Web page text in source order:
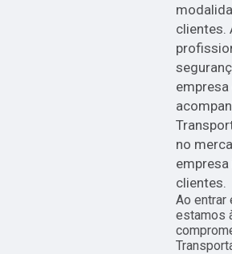
clientes.
no
clientes.
Ao entrar
estamos